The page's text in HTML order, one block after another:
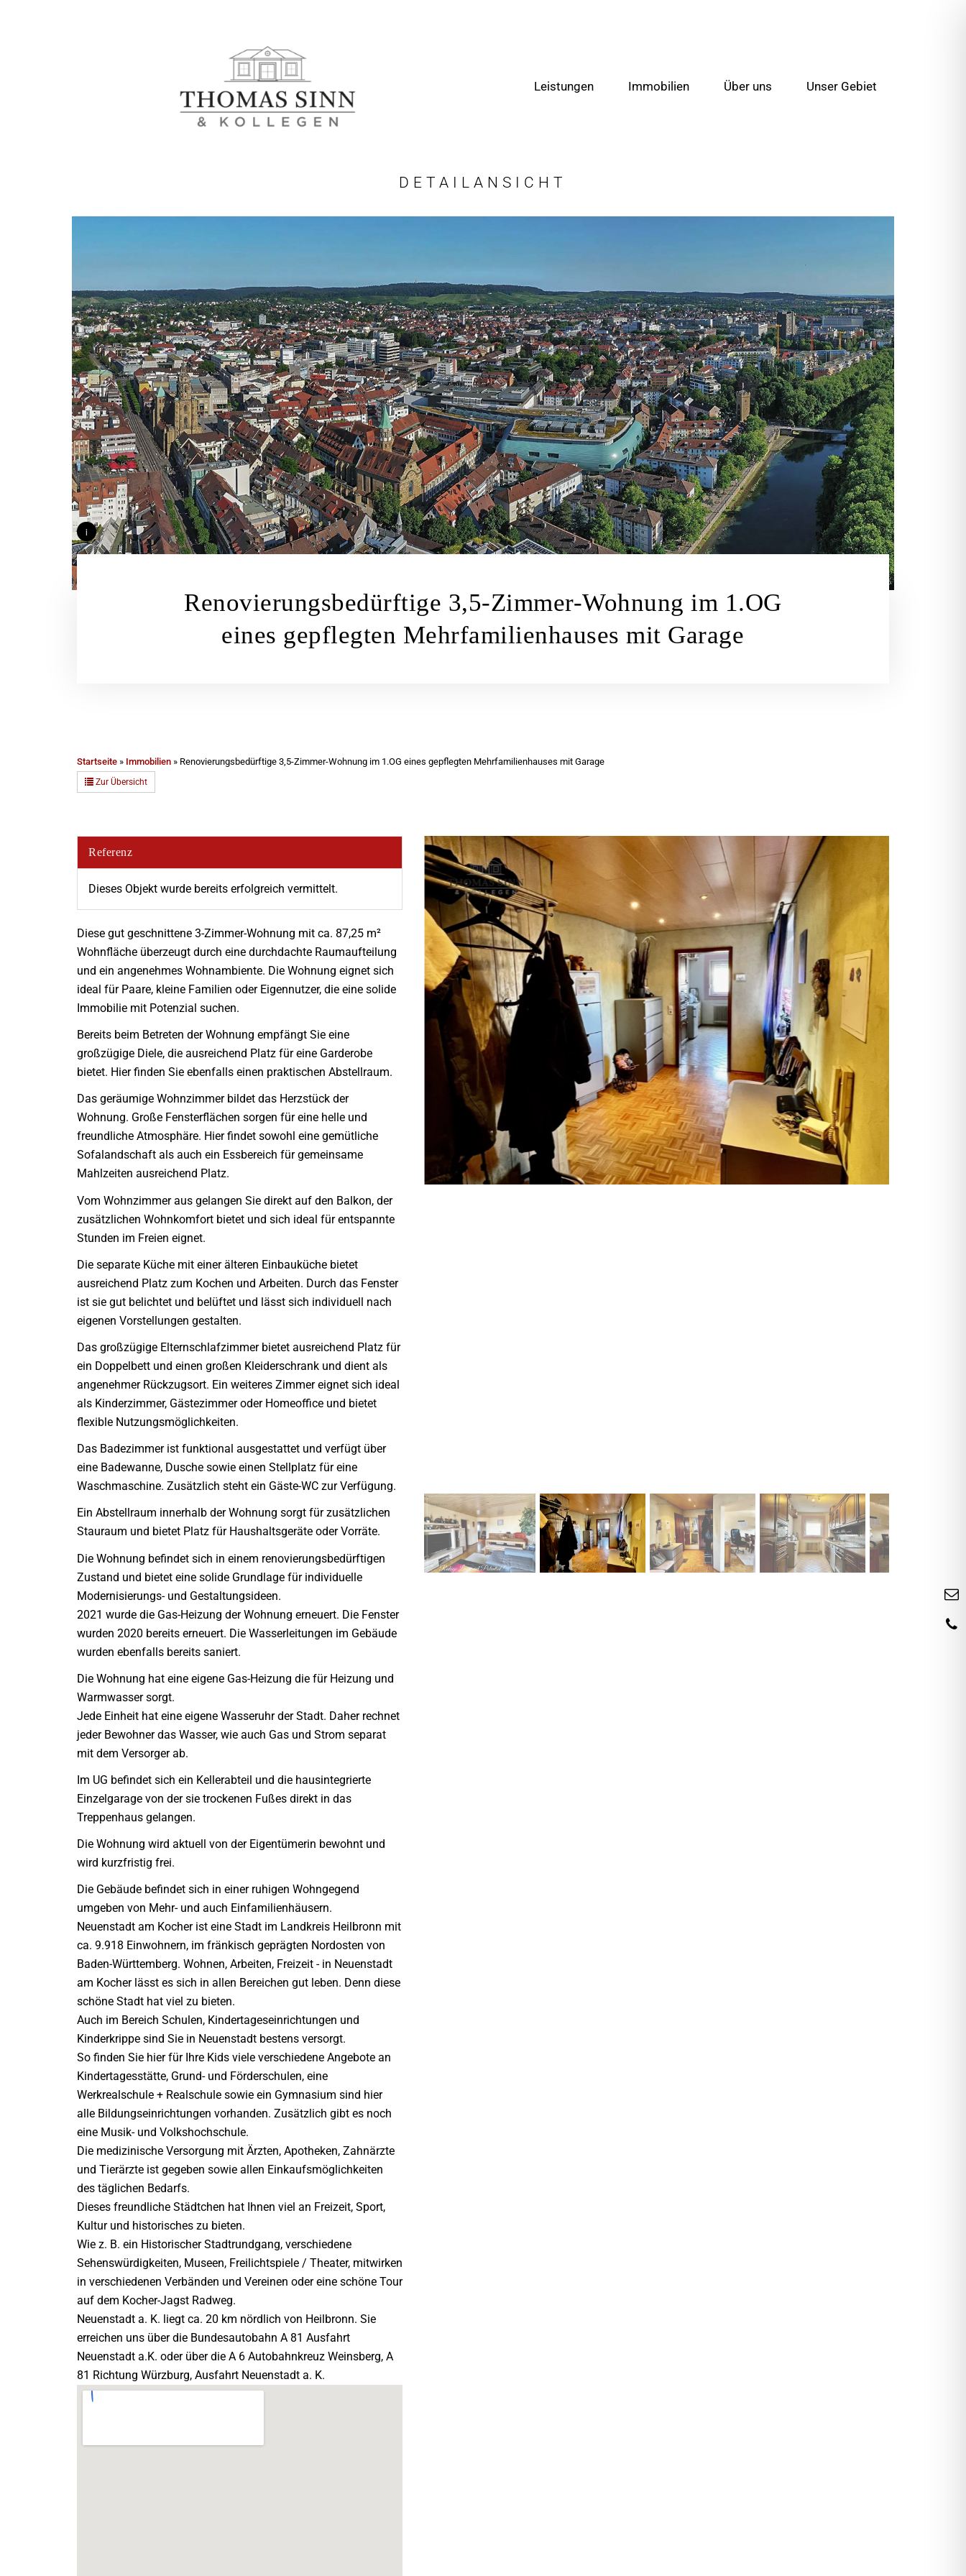
Leistungen Immobilien Über uns Unser Gebiet
DETAILANSICHT
i
Renovierungsbedürftige 3,5-Zimmer-Wohnung im 1.OG
eines gepflegten Mehrfamilienhauses mit Garage
Startseite » Immobilien » Renovierungsbedürftige 3,5-Zimmer-Wohnung im 1.OG eines gepflegten Mehrfamilienhauses mit Garage
Zur Übersicht
Referenz
Dieses Objekt wurde bereits erfolgreich vermittelt.
Diese gut geschnittene 3-Zimmer-Wohnung mit ca. 87,25 m²
Wohnfläche überzeugt durch eine durchdachte Raumaufteilung
und ein angenehmes Wohnambiente. Die Wohnung eignet sich
ideal für Paare, kleine Familien oder Eigennutzer, die eine solide
Immobilie mit Potenzial suchen.
Bereits beim Betreten der Wohnung empfängt Sie eine
großzügige Diele, die ausreichend Platz für eine Garderobe
bietet. Hier finden Sie ebenfalls einen praktischen Abstellraum.
Das geräumige Wohnzimmer bildet das Herzstück der
Wohnung. Große Fensterflächen sorgen für eine helle und
freundliche Atmosphäre. Hier findet sowohl eine gemütliche
Sofalandschaft als auch ein Essbereich für gemeinsame
Mahlzeiten ausreichend Platz.
Vom Wohnzimmer aus gelangen Sie direkt auf den Balkon, der
zusätzlichen Wohnkomfort bietet und sich ideal für entspannte
Stunden im Freien eignet.
Die separate Küche mit einer älteren Einbauküche bietet
ausreichend Platz zum Kochen und Arbeiten. Durch das Fenster
ist sie gut belichtet und belüftet und lässt sich individuell nach
eigenen Vorstellungen gestalten.
Das großzügige Elternschlafzimmer bietet ausreichend Platz für
ein Doppelbett und einen großen Kleiderschrank und dient als
angenehmer Rückzugsort. Ein weiteres Zimmer eignet sich ideal
als Kinderzimmer, Gästezimmer oder Homeoffice und bietet
flexible Nutzungsmöglichkeiten.
Das Badezimmer ist funktional ausgestattet und verfügt über
eine Badewanne, Dusche sowie einen Stellplatz für eine
Waschmaschine. Zusätzlich steht ein Gäste-WC zur Verfügung.
Ein Abstellraum innerhalb der Wohnung sorgt für zusätzlichen
Stauraum und bietet Platz für Haushaltsgeräte oder Vorräte.
Die Wohnung befindet sich in einem renovierungsbedürftigen
Zustand und bietet eine solide Grundlage für individuelle
Modernisierungs- und Gestaltungsideen.
2021 wurde die Gas-Heizung der Wohnung erneuert. Die Fenster
wurden 2020 bereits erneuert. Die Wasserleitungen im Gebäude
wurden ebenfalls bereits saniert.
Die Wohnung hat eine eigene Gas-Heizung die für Heizung und
Warmwasser sorgt.
Jede Einheit hat eine eigene Wasseruhr der Stadt. Daher rechnet
jeder Bewohner das Wasser, wie auch Gas und Strom separat
mit dem Versorger ab.
Im UG befindet sich ein Kellerabteil und die hausintegrierte
Einzelgarage von der sie trockenen Fußes direkt in das
Treppenhaus gelangen.
Die Wohnung wird aktuell von der Eigentümerin bewohnt und
wird kurzfristig frei.
Die Gebäude befindet sich in einer ruhigen Wohngegend
umgeben von Mehr- und auch Einfamilienhäusern.
Neuenstadt am Kocher ist eine Stadt im Landkreis Heilbronn mit
ca. 9.918 Einwohnern, im fränkisch geprägten Nordosten von
Baden-Württemberg. Wohnen, Arbeiten, Freizeit - in Neuenstadt
am Kocher lässt es sich in allen Bereichen gut leben. Denn diese
schöne Stadt hat viel zu bieten.
Auch im Bereich Schulen, Kindertageseinrichtungen und
Kinderkrippe sind Sie in Neuenstadt bestens versorgt.
So finden Sie hier für Ihre Kids viele verschiedene Angebote an
Kindertagesstätte, Grund- und Förderschulen, eine
Werkrealschule + Realschule sowie ein Gymnasium sind hier
alle Bildungseinrichtungen vorhanden. Zusätzlich gibt es noch
eine Musik- und Volkshochschule.
Die medizinische Versorgung mit Ärzten, Apotheken, Zahnärzte
und Tierärzte ist gegeben sowie allen Einkaufsmöglichkeiten
des täglichen Bedarfs.
Dieses freundliche Städtchen hat Ihnen viel an Freizeit, Sport,
Kultur und historisches zu bieten.
Wie z. B. ein Historischer Stadtrundgang, verschiedene
Sehenswürdigkeiten, Museen, Freilichtspiele / Theater, mitwirken
in verschiedenen Verbänden und Vereinen oder eine schöne Tour
auf dem Kocher-Jagst Radweg.
Neuenstadt a. K. liegt ca. 20 km nördlich von Heilbronn. Sie
erreichen uns über die Bundesautobahn A 81 Ausfahrt
Neuenstadt a.K. oder über die A 6 Autobahnkreuz Weinsberg, A
81 Richtung Würzburg, Ausfahrt Neuenstadt a. K.